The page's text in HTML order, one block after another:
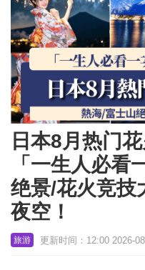
日本8月热门
「一生人必看
绝景/花火竞技
夜空！
旅游 更新时间：12:00 2026-